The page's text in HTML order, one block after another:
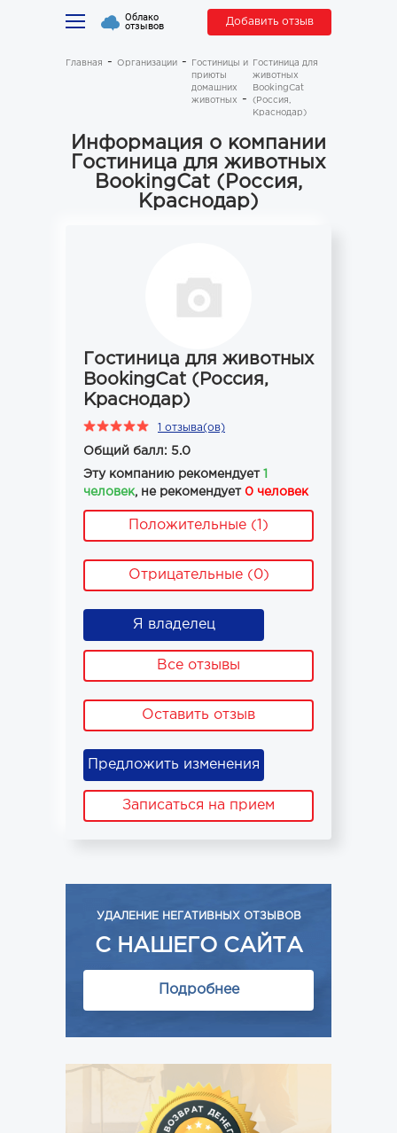
Облако
отзывов Добавить отзыв
Главная Организации
Гостиницы и
приюты
домашних
животных
Гостиница для
животных
BookingCat
(Россия,
Краснодар)
Информация о компании
Гостиница для животных
BookingCat (Россия,
Краснодар)
Гостиница для животных
BookingCat (Россия,
Краснодар)
1 отзыва(ов)
Общий балл: 5.0
Эту компанию рекомендует 1
человек, не рекомендует 0 человек
Положительные (1)
Отрицательные (0)
Я владелец
Все отзывы
Оставить отзыв
Предложить изменения
Записаться на прием
УДАЛЕНИЕ НЕГАТИВНЫХ ОТЗЫВОВ
С НАШЕГО САЙТА
Подробнее